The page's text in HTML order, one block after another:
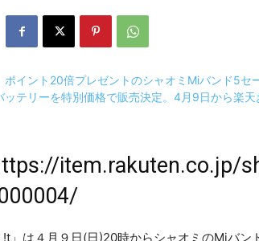
item.rakuten.co.jp/
」は４月９日(日)20時からシャオミのMiバン